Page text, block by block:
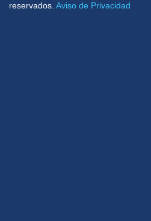
reservados. Aviso de Privacidad